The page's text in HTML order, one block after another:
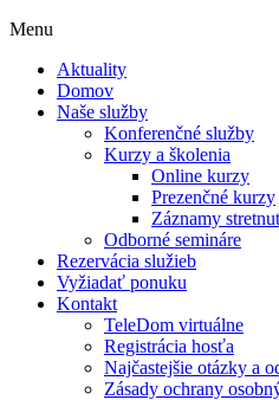
Menu
Aktuality
Domov
Naše služby
Konferenčné služby
Kurzy a školenia
Online kurzy
Prezenčné kurzy
Záznamy
Odborné semináre
Rezervácia služieb
Vyžiadať ponuku
Kontakt
TeleDom virtuálne
Registrácia hosťa
Najčastejšie otázky a
Zásady ochrany